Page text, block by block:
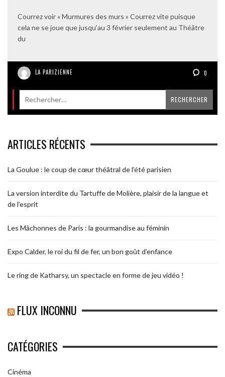
Courrez voir « Murmures des murs » Courrez vite puisque
cela ne se joue que jusqu’au 3 février seulement au Théâtre
du
LA PARIZIENNE 0
ARTICLES RÉCENTS
La Goulue : le coup de cœur théâtral de l’été parisien
La version interdite du Tartuffe de Molière, plaisir de la langue et
de l’esprit
Les Mâchonnes de Paris : la gourmandise au féminin
Expo Calder, le roi du fil de fer, un bon goût d’enfance
Le ring de Katharsy, un spectacle en forme de jeu vidéo !
FLUX INCONNU
CATÉGORIES
Cinéma